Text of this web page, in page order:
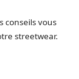
conseils vous
streetwear.